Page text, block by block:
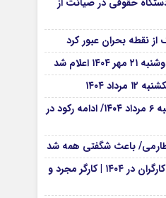
نقطه بحران عبور کرد
اعلام شد
۱۴۰۴
قیمت سیمان امروز دوشنبه ۶ مرداد ۱۴۰۴/ ادامه رکود در
طارمی/ باعث شگفتی همه شد
همه چیز درباره دریافتی کارگران در ۱۴۰۴ | کارگر مجرد و